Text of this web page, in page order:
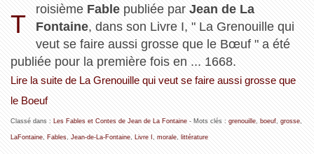
T
roisième Fable publiée parJean de La
Fontaine, dans son Livre I, " La Grenouille qui
veut se faire aussi grosse que le Bœuf " a été
publiée pour la première fois en ... 1668.
Lire la suite de La Grenouille qui veut se faire aussi grosse que
le Boeuf
Classé dans : Les Fables et Contes de Jean de La Fontaine- Mots clés : grenouille, boeuf, grosse,
LaFontaine, Fables, Jean-de-La-Fontaine, Livre I morale, littérature